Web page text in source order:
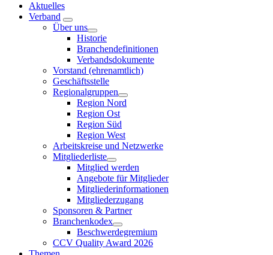
Aktuelles
Verband
Über uns
Historie
Branchendefinitionen
Verbandsdokumente
Vorstand (ehrenamtlich)
Geschäftsstelle
Regionalgruppen
Region Nord
Region Ost
Region Süd
Region West
Arbeitskreise und Netzwerke
Mitgliederliste
Mitglied werden
Angebote für Mitglieder
Mitgliederinformationen
Mitgliederzugang
Sponsoren & Partner
Branchenkodex
Beschwerdegremium
CCV Quality Award 2026